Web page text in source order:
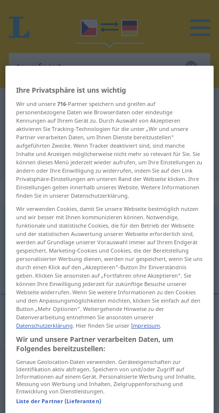
Tschechisch-Deutsch Wörterbuch trumfnout
Tschechisch-Deutsch Übersetzung
für "trumfnout"
"trumfnout" Deutsch Übersetzung
„trumfnout“
trumfnout <pf ;-fl/-fnul;-fnut>,trumfovat(vy-<-fuji
Übersicht aller Übersetzungen
(Für mehr Details die Übersetzung anklicken/antippen)
ausspielen, übertrumpfen
ausspielen,übertrumpfenTrumpf trumfnout
Ihre Privatsphäre ist uns wichtig
Wir und unsere716-Partner speichern und greifen auf
personenbezogene Daten wie Browserdaten oder eindeutige
Kennungen auf Ihrem Gerät zu. Durch Auswahl von Akzeptieren
aktivieren Sie Tracking-Technologien für die unter „Wir und unsere
Partner verarbeiten Daten, um Ihnen Dienste bereitzustellen“
aufgeführten Zwecke. Wenn Tracker deaktiviert sind, sind manche
Inhalte und Anzeigen möglicherweise nicht mehr so relevant für Sie. Sie
können dieses Menü jederzeit wieder aufrufen, um Ihre Einstellungen zu
ändern oder Ihre Einwilligung zu widerrufen, indem Sie auf den Link
Privatsphäre-Einstellungen am unteren Rand der Webseite klicken. Ihre
Einstellungen gelten innerhalb unseres Website. Weitere Informationen
finden Sie in unserer Datenschutzerklärung.
Wir verwenden Cookies, damit Sie unsere Webseite bestmöglich nutzen
und wir besser mit Ihnen kommunizieren können. Notwendige,
funktionale und statistische Cookies, die für den Betrieb der Webseite
und der statistischen Auswertung unserer Webseite erforderlich sind,
werden auf Grundlage unserer Vorauswahl immer auf Ihrem Endgerät
gespeichert. Marketing-Cookies und Cookies, die der Bereitstellung
personalisierter Werbung dienen, werden nur gespeichert, wenn Sie uns
durch einen Klick auf den „Akzeptieren“-Button Ihr Einverständnis
geben. Klicken Sie ansonsten auf „Fortfahren ohne Akzeptieren“. Sie
können Ihre Einwilligung jederzeit für zukünftige Besuche unserer
Webseite widerrufen. Wenn Sie weitere Informationen zu den Cookies
und den Anpassungsmöglichkeiten möchten, klicken Sie einfach auf den
Button „Mehr Optionen“. Weitergehende Hinweise zu der
Datenverarbeitung entnehmen Sie ansonsten unserer
Datenschutzerklärung. Hier finden Sie unserImpressum.
Wir und unsere Partner verarbeiten Daten, um
Folgendes bereitzustellen:
Genaue Geolocation-Daten verwenden. Geräteeigenschaften zur
Identifikation aktiv abfragen. Speichern von und/oder Zugriff auf
Informationen auf einem Gerät. Personalisierte Werbung und Inhalte,
Messung von Werbung und Inhalten, Zielgruppenforschung und
Entwicklung von Dienstleistungen.
Liste der Partner (Lieferanten)